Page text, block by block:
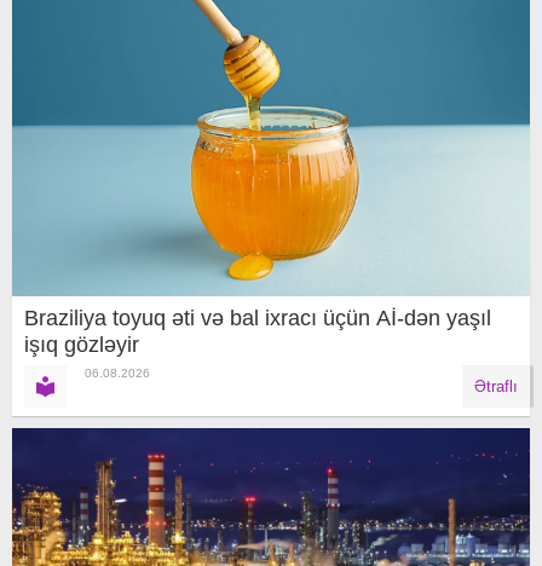
Braziliya toyuq əti və bal ixracı üçün Aİ-dən yaşıl
işıq gözləyir
06.08.2026
Ətraflı